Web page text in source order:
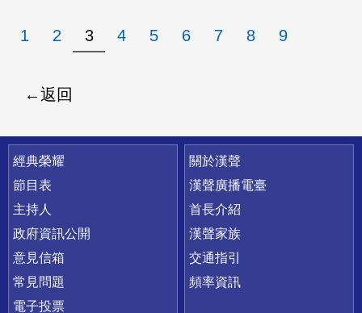
1 2 3 4 5 6 7 8 9
返回
快速連結
經典榮耀
節目表
主持人
政府資訊公開
意見信箱
常見問題
電子投票
關於漢聲
漢聲廣播電臺
首長介紹
漢聲家族
交通指引
頻率資訊